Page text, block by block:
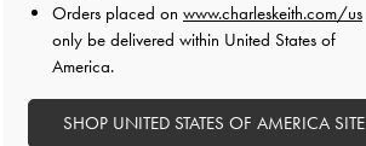
Orders placed on www.charleskeith.com/us
only be delivered within United States of
America.
SHOP UNITED STATES OF AMERICA SITE